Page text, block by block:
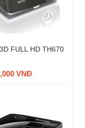
FULL HD TH670
VNĐ